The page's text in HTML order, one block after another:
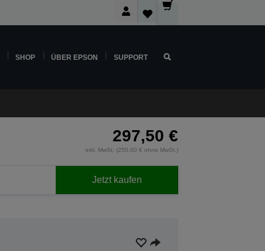
SHOP ÜBER EPSON SUPPORT
297,50 €
inkl. MwSt. (250,00 € ohne MwSt.)
Jetzt kaufen